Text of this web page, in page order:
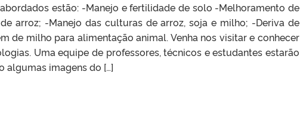
estão: -Manejo e fertilidade de solo -Melhoramento de
arroz; -Manejo das culturas de arroz, soja e milho; -Deriva de
de milho para alimentação animal. Venha nos visitar e conhecer
Uma equipe de professores, técnicos e estudantes estarão
algumas imagens do […]